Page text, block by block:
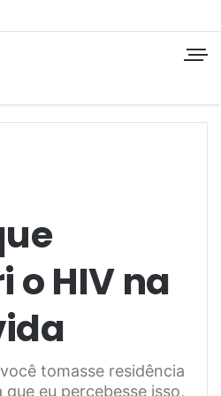
o HIV na
tomasse residência
eu percebesse isso,